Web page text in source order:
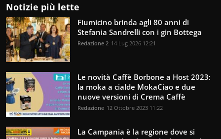
Notizie più lette
Fiumicino brinda agli 80 anni di
Stefania Sandrelli con i gin Bottega
Redazione 2 14 Lug 2026 12:21
Le novità Caffè Borbone a Host 2023:
la moka a cialde MokaCiao e due
nuove versioni di Crema Caffè
Redazione 12 Ottobre 2023 11:22
La Campania è la regione dove si